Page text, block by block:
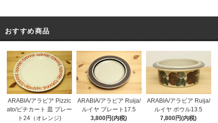
おすすめ商品
ARABIA/アラビア Pizzic
ato/ピチカート 皿 プレー
ト24（オレンジ)
ARABIA/アラビア Ruija/
ルイヤ プレート17.5
3,800円(内税)
ARABIA/アラビア Ruija/
ルイヤ ボウル13.5
7,800円(内税)